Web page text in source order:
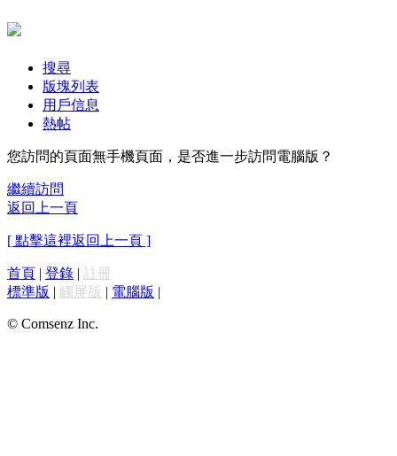
搜尋
版塊列表
用戶信息
熱帖
您訪問的頁面無手機頁面，是否進一步訪問電腦版？
繼續訪問
返回上一頁
[ 點擊這裡返回上一頁 ]
首頁 | 登錄 | 註冊
標準版 | 觸屏版 | 電腦版 |
© Comsenz Inc.